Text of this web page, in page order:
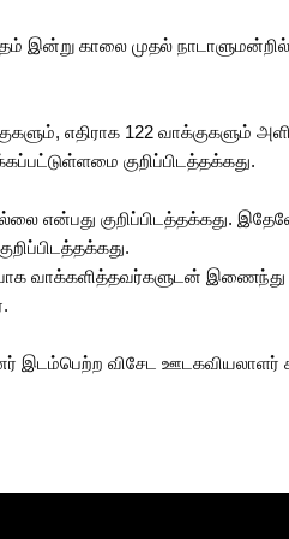
இன்று காலை முதல்
எதிராக 122 வாக்குகளும்
குறிப்பிடத்தக்கது.
என்பது குறிப்பிடத்தக்கது.
வாக்களித்தவர்களுடன்
இடம்பெற்ற விசேட ஊடகவியலாளர்